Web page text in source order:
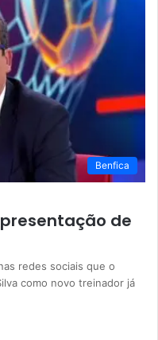
Benfica
de
redes sociais que o
como novo treinador já